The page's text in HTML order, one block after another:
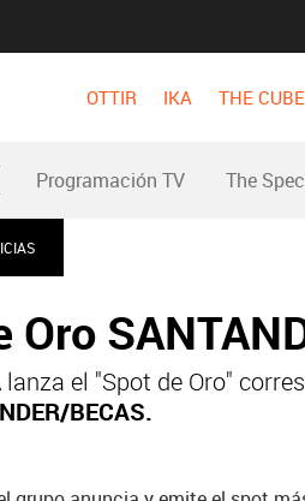
OTTIR IKA THE CUBE
Programación TV The
Oro
lanza el "Spot de Oro"
BECAS.